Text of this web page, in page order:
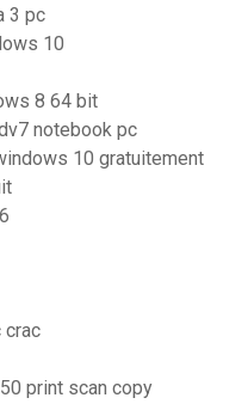
3 pc
10
8 64 bit
notebook pc
10 gratuitement
crac
print scan copy